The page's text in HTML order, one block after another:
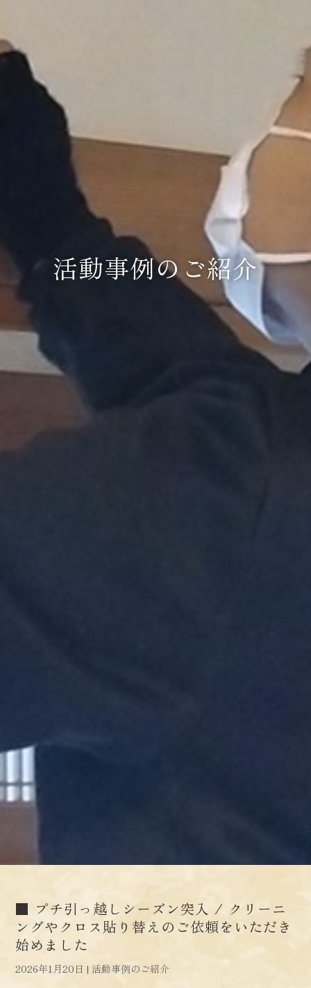
活動事例のご紹介
■ プチ引っ越しシーズン突入 / クリーニ
ングやクロス貼り替えのご依頼をいただき
始めました
2026年1月20日 | 活動事例のご紹介